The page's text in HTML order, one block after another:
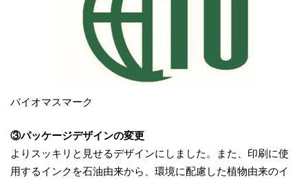
バイオマスマーク
③パッケージデザインの変更
よりスッキリと見せるデザインにしました。また、印刷に使
用するインクを石油由来から、環境に配慮した植物由来のイ